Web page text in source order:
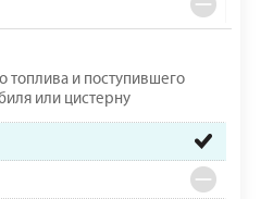
топлива и поступившего
или цистерну